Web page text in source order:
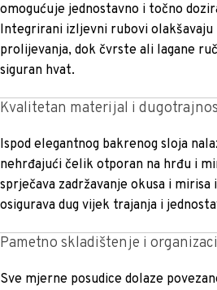
omogućuje jednostavno i točno
Integrirani izljevni rubovi
prolijevanja, dok čvrste ali lagane
siguran hvat.
Kvalitetan materijal i
Ispod elegantnog bakrenog sloja
nehrđajući čelik otporan na hrđu i
sprječava zadržavanje okusa i
osigurava dug vijek trajanja i
Pametno skladištenje i
Sve mjerne posudice dolaze